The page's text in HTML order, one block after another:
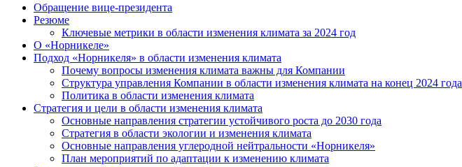
Обращение вице-президента
Резюме
Ключевые метрики в области изменения климата за 2024 год
О «Норникеле»
Подход «Норникеля» в области изменения климата
Почему вопросы изменения климата важны для Компании
Структура управления Компании в области изменения климата на конец 2024 года
Политика в области изменения климата
Стратегия и цели в области изменения климата
Основные направления стратегии устойчивого роста до 2030 года
Стратегия в области экологии и изменения климата
Основные направления углеродной нейтральности «Норникеля»
План мероприятий по адаптации к изменению климата